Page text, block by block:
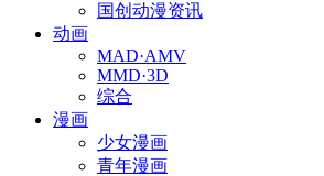
国创动漫资讯
动画
MAD·AMV
MMD·3D
综合
漫画
少女漫画
青年漫画